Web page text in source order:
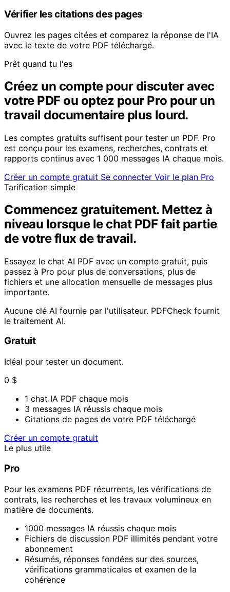
Vérifier les citations des pages
Ouvrez les pages citées et comparez la réponse de l'IA
avec le texte de votre PDF téléchargé.
Prêt quand tu l'es
Créez un compte pour discuter avec
votre PDF ou optez pour Pro pour un
travail documentaire plus lourd.
Les comptes gratuits suffisent pour tester un PDF. Pro
est conçu pour les examens, recherches, contrats et
rapports continus avec 1 000 messages IA chaque mois.
Créer un compte gratuit Se connecter Voir le plan Pro
Tarification simple
Commencez gratuitement. Mettez à
niveau lorsque le chat PDF fait partie
de votre flux de travail.
Essayez le chat AI PDF avec un compte gratuit, puis
passez à Pro pour plus de conversations, plus de
fichiers et une allocation mensuelle de messages plus
importante.
Aucune clé AI fournie par l'utilisateur. PDFCheck fournit
le traitement AI.
Gratuit
Idéal pour tester un document.
0 $
1 chat IA PDF chaque mois
3 messages IA réussis chaque mois
Citations de pages de votre PDF téléchargé
Créer un compte gratuit
Le plus utile
Pro
Pour les examens PDF récurrents, les vérifications de
contrats, les recherches et les travaux volumineux en
matière de documents.
1000 messages IA réussis chaque mois
Fichiers de discussion PDF illimités pendant votre
abonnement
Résumés, réponses fondées sur des sources,
vérifications grammaticales et examen de la
cohérence